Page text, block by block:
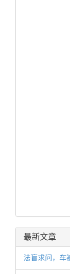
最新文章
法盲求问，车